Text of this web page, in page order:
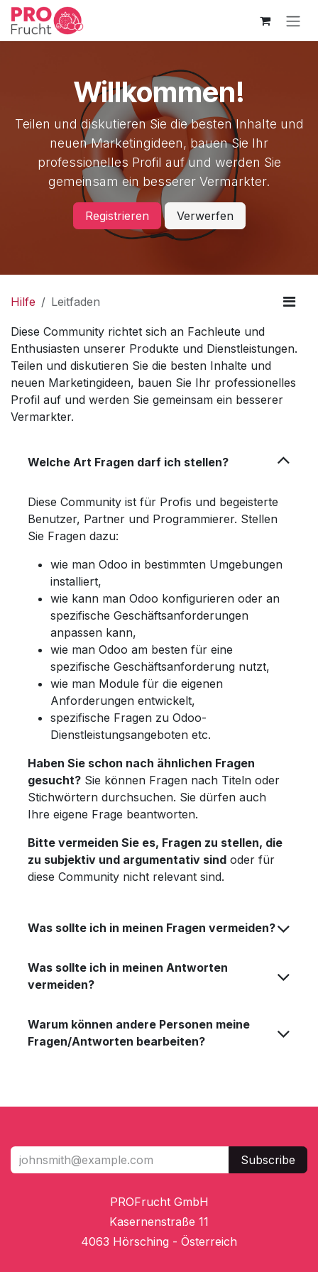
Zum Inhalt springen
Willkommen!
Teilen und diskutieren Sie die besten Inhalte und
neuen Marketingideen, bauen Sie Ihr
professionelles Profil auf und werden Sie
gemeinsam ein besserer Vermarkter.
Registrieren Verwerfen
Hilfe Leitfaden
Diese Community richtet sich an Fachleute und
Enthusiasten unserer Produkte und Dienstleistungen.
Teilen und diskutieren Sie die besten Inhalte und
neuen Marketingideen, bauen Sie Ihr professionelles
Profil auf und werden Sie gemeinsam ein besserer
Vermarkter.
Welche Art Fragen darf ich stellen?
Diese Community ist für Profis und begeisterte
Benutzer, Partner und Programmierer. Stellen
Sie Fragen dazu:
wie man Odoo in bestimmten Umgebungen
installiert,
wie kann man Odoo konfigurieren oder an
spezifische Geschäftsanforderungen
anpassen kann,
wie man Odoo am besten für eine
spezifische Geschäftsanforderung nutzt,
wie man Module für die eigenen
Anforderungen entwickelt,
spezifische Fragen zu Odoo-
Dienstleistungsangeboten etc.
Haben Sie schon nach ähnlichen Fragen
gesucht? Sie können Fragen nach Titeln oder
Stichwörtern durchsuchen. Sie dürfen auch
Ihre eigene Frage beantworten.
Bitte vermeiden Sie es, Fragen zu stellen, die
zu subjektiv und argumentativ sind oder für
diese Community nicht relevant sind.
Was sollte ich in meinen Fragen vermeiden?
Was sollte ich in meinen Antworten
vermeiden?
Warum können andere Personen meine
Fragen/Antworten bearbeiten?
Subscribe
PROFrucht GmbH
Kasernenstraße 11
4063 Hörsching - Österreich